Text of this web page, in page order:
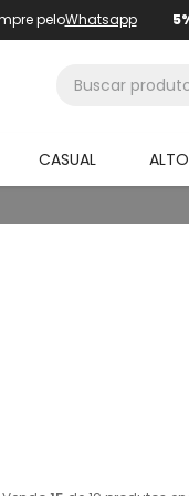
peloWhatsapp
CASUAL